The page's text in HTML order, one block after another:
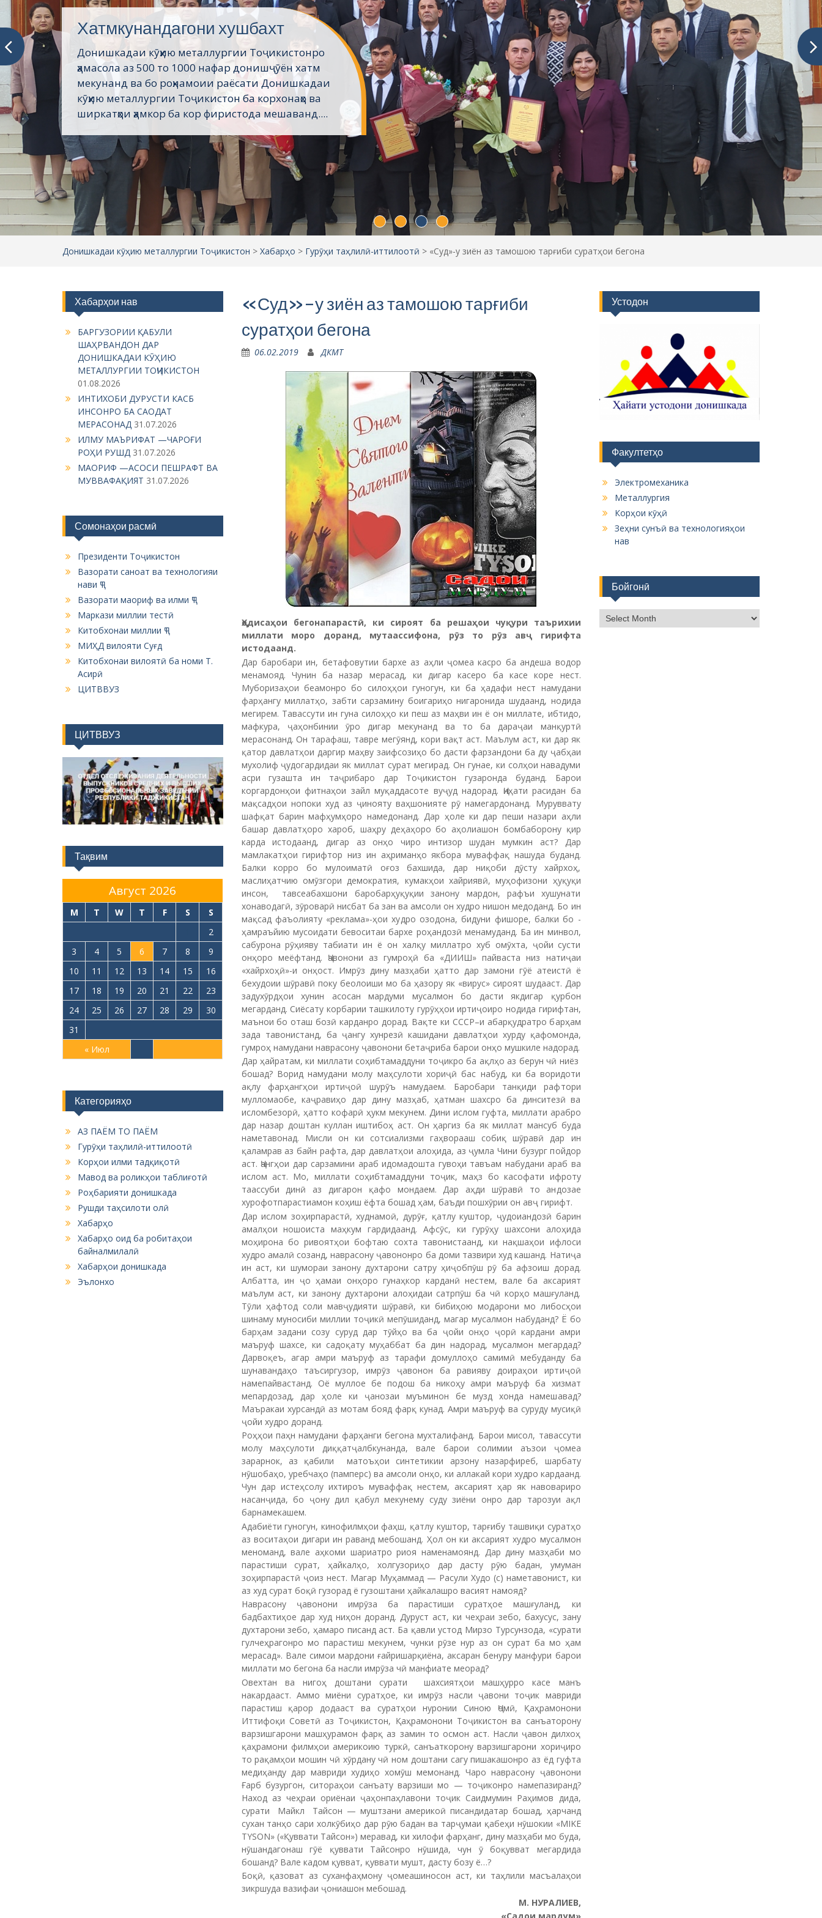
Хатмкунандагони хушбахт
Донишкадаи кӯҳию металлургии Тоҷикистонро
ҳамасола аз 500 то 1000 нафар донишҷӯён хатм
мекунанд ва бо роҳнамоии раёсати Донишкадаи
кӯҳию металлургии Тоҷикистон ба корхонаҳо ва
ширкатҳои ҳамкор ба кор фиристода мешаванд....
Донишкадаи кӯҳию металлургии Тоҷикистон > Хабарҳо > Гурӯҳи таҳлилӣ-иттилоотӣ > «Суд»-у зиён аз тамошою тарғиби суратҳои бегона
«Суд»-у зиён аз тамошою тарғиби
суратҳои бегона
06.02.2019 ДКМТ
Ҳодисаҳои бегонапарастӣ, ки сироят ба решаҳои чуқури таърихии
миллати моро доранд, мутаассифона, рӯз то рӯз авҷ гирифта
истодаанд.
Дар баробари ин, бетафовутии бархе аз аҳли ҷомеа касро ба андеша водор
менамояд. Чунин ба назар мерасад, ки дигар касеро ба касе коре нест.
Муборизаҳои беамонро бо силоҳҳои гуногун, ки ба ҳадафи нест намудани
фарҳангу миллатҳо, забти сарзамину боигариҳо нигаронида шудаанд, нодида
мегирем. Тавассути ин гуна силоҳҳо ки пеш аз маҳви ин ё он миллате, ибтидо,
мафкура, ҷаҳонбинии ӯро дигар мекунанд ва то ба дараҷаи манқуртӣ
мерасонанд. Он тарафаш, тавре мегӯянд, кори вақт аст. Маълум аст, ки дар як
қатор давлатҳои даргир маҳву заифсозиҳо бо дасти фарзандони ба ду ҷабҳаи
мухолиф ҷудогардидаи як миллат сурат мегирад. Он гунае, ки солҳои навадуми
асри гузашта ин таҷрибаро дар Тоҷикис­тон гузаронда буданд. Барои
коргардонҳои фитнаҳои зайл муқаддасоте вуҷуд надорад. Ҷиҳати расидан ба
мақсадҳои нопоки худ аз ҷинояту ваҳшонияте рӯ намегардонанд. Муруввату
шафқат барин мафҳумҳоро намедонанд. Дар ҳоле ки дар пеши назари аҳли
башар давлатҳоро хароб, шаҳру деҳаҳоро бо аҳолиашон бомбаборону қир
карда истодаанд, дигар аз онҳо чиро интизор шудан мумкин аст? Дар
мамлакатҳои гирифтор низ ин аҳриманҳо якбора муваффақ нашуда буданд.
Балки корро бо мулоиматӣ оғоз бахшида, дар ниқоби дӯсту хайрхоҳ,
маслиҳатчию омӯзгори демократия, кумакҳои хайриявӣ, муҳофизони ҳуқуқи
инсон, тавсеабахшони баробарҳуқуқии занону мардон, рафъи хушунати
хонаводагӣ, зӯроварӣ нисбат ба зан ва амсоли он худро нишон медоданд. Бо ин
мақсад фаъолияту «реклама»-ҳои худро озодона, бидуни фишоре, балки бо ­
ҳамраъйию мусоидати бевоситаи бархе роҳандозӣ менамуданд. Ба ин минвол,
сабурона рӯҳияву табиати ин ё он халқу миллатро хуб омӯхта, ҷойи сусти
онҳоро меёфтанд. Ҷавонони аз гумроҳӣ ба «ДИИШ» пайваста низ натиҷаи
«хайрхоҳӣ»-и онҳост. Имрӯз дину мазҳаби ҳатто дар замони гӯё атеистӣ ё
бехудоии шӯравӣ поку беолоиши мо ба ҳазору як «вирус» сироят шудааст. Дар
задухӯрдҳои хунин асосан мардуми мусалмон бо дасти якдигар қурбон
мегарданд. Сиёсату корбарии ташкилоту гурӯҳҳои иртиҷоиро нодида гирифтан,
маънои бо оташ бозӣ карданро дорад. Вақте ки СССР–и абарқудратро барҳам
зада тавонистанд, ба ҷангу хунрезӣ кашидани давлатҳои хурду қафомонда,
гумроҳ намудани наврасону ҷавонони бетаҷриба барои онҳо мушкиле надорад.
Дар ҳайратам, ки миллати соҳибтамаддуни тоҷикро ба ақлҳо аз берун чӣ ниёз
бошад? Ворид намудани молу маҳсулоти хориҷӣ бас набуд, ки ба воридоти
ақлу фарҳангҳои иртиҷоӣ шурӯъ намудаем. Баробари танқиди рафтори
мулломаобе, каҷравиҳо дар дину мазҳаб, ҳатман шахсро ба динситезӣ ва
исломбезорӣ, ҳатто кофарӣ ҳукм мекунем. Дини ислом гуфта, миллати арабро
дар назар доштан куллан иштибоҳ аст. Он ҳаргиз ба як миллат мансуб буда
наметавонад. Мисли он ки сотсиализми гаҳворааш собиқ шӯравӣ дар ин
қаламрав аз байн рафта, дар давлатҳои алоҳида, аз ҷумла Чини бузург пойдор
аст. Ҷангҳои дар сарзамини араб идомадошта гувоҳи тавъам набудани араб ва
ислом аст. Мо, миллати соҳибтамаддуни тоҷик, маҳз бо касофати ифроту
таассуби динӣ аз дигарон қафо мондаем. Дар аҳди шӯравӣ то андозае
хурофотпарастиамон коҳиш ёфта бошад ҳам, баъди пошхӯрии он авҷ гирифт.
Дар ислом зоҳирпарастӣ, худнамоӣ, дурӯғ, қатлу куштор, ҷудоиандозӣ барин
амалҳои ношоиста маҳкум гардидаанд. Афсӯс, ки гурӯҳу шахсони алоҳида
моҳирона бо ривоятҳои бофтаю сохта тавонистаанд, ки нақшаҳои ифлоси
худро амалӣ созанд, наврасону ҷавононро ба доми тазвири худ кашанд. Натиҷа
ин аст, ки шумораи занону духтарони сатру ҳиҷобпӯш рӯ ба афзоиш дорад.
Албатта, ин ҷо ҳамаи онҳоро гунаҳкор карданӣ нестем, вале ба аксарият
маълум аст, ки занону духтарони алоҳидаи сатрпӯш ба чӣ корҳо машғуланд.
Тӯли ҳафтод соли мавҷудияти шӯравӣ, ки бибиҳою модарони мо либосҳои
шинаму муносиби миллии тоҷикӣ мепӯшиданд, магар мусалмон набуданд? Ё бо
барҳам задани созу суруд дар тӯйҳо ва ба ҷойи онҳо ҷорӣ кардани амри
маъруф шахсе, ки садоқату муҳаббат ба дин надорад, мусалмон мегардад?
Дарвоқеъ, агар амри маъруф аз тарафи домуллоҳо самимӣ мебуданду ба
шунавандаҳо таъсиргузор, имрӯз ҷавонон ба равияву доираҳои иртиҷоӣ
намепайвастанд. Оё муллое бе подош ба никоҳу амри маъруф ба хизмат
мепардозад, дар ҳоле ки ҷанозаи муъминон бе музд хонда намешавад?
Маъракаи хурсандӣ аз мотам бояд фарқ кунад. Амри маъруф ва суруду мусиқӣ
ҷойи худро доранд.
Роҳҳои паҳн намудани фарҳанги бегона мухталифанд. Барои мисол, тавассути
молу маҳсулоти диққатҷалбкунанда, вале барои солимии аъзои ҷомеа
зарарнок, аз қабили матоъҳои синтетикии арзону назарфиреб, шарбату
нӯшобаҳо, уребчаҳо (памперс) ва амсоли онҳо, ки аллакай кори худро кардаанд.
Чун дар истеҳсолу ихтироъ муваффақ нестем, аксарият ҳар як навовариро
насанҷида, бо ҷону дил қабул мекунему суду зиёни онро дар тарозуи ақл
барнамекашем.
Адабиёти гуногун, кинофилмҳои фаҳш, қатлу куштор, тарғибу ташвиқи суратҳо
аз воситаҳои дигари ин раванд мебошанд. Ҳол он ки аксарият худро мусалмон
меноманд, вале аҳкоми шариатро риоя наменамоянд. Дар дину мазҳаби мо
парастиши сурат, ҳайкалҳо, холгузориҳо дар дасту рӯю бадан, умуман
зоҳирпарастӣ ҷоиз нест. Магар Муҳаммад — Расули Худо (с) наметавонист, ки
аз худ сурат боқӣ гузорад ё гузоштани ҳайкалашро васият намояд?
Наврасону ҷавонони имрӯза ба парастиши суратҳое машғуланд, ки
бадбахтиҳое дар худ ниҳон доранд. Дуруст аст, ки чеҳраи зебо, бахусус, зану
духтарони зебо, ҳамаро писанд аст. Ба қавли устод Мирзо Турсунзода, «сурати
гулчеҳрагонро мо парастиш мекунем, чунки рӯзе нур аз он сурат ба мо ҳам
мерасад». Вале симои мардони ғайришарқиёна, аксаран бенуру манфури барои
миллати мо бегона ба насли имрӯза чӣ манфиате меорад?
Овехтан ва нигоҳ доштани сурати шахсиятҳои машҳурро касе манъ
накардааст. Аммо миёни суратҳое, ки имрӯз насли ҷавони тоҷик мавриди
парастиш қарор додааст ва суратҳои нуронии Синою Ҷомӣ, Қаҳрамонони
Иттифоқи Советӣ аз Тоҷикистон, Қаҳрамонони Тоҷикистон ва санъаторону
варзишгарони машҳурамон фарқ аз замин то осмон аст. Насли ҷавон дилхоҳ
қаҳрамони филмҳои америкоию туркӣ, санъаткорону варзишгарони хориҷиро
то рақамҳои мошин чӣ хӯрдану чӣ ном доштани сагу пишакашонро аз ёд гуфта
медиҳанду дар мавриди худиҳо хомӯш мемонанд. Чаро наврасону ҷавонони
Ғарб бузургон, ситораҳои санъату варзиши мо — тоҷиконро намепазиранд?
Наход аз чеҳраи ориёнаи ҷаҳонпаҳлавони тоҷик Саидмумин Раҳимов дида,
сурати Майкл Тайсон — муштзани америкоӣ писандидатар бошад, ҳарчанд
сухан танҳо сари холкӯбиҳо дар рӯю бадан ва тарҷумаи қабеҳи нӯшокии «MIKE
TYSON» («Қуввати Тайсон») меравад, ки хилофи фарҳанг, дину мазҳаби мо буда,
нӯшандагонаш гӯё қуввати Тайсонро нӯшида, чун ӯ боқувват мегардида
бошанд? Вале кадом қувват, қуввати мушт, дасту бозу ё…?
Боқӣ, қазоват аз суханфаҳмону ҷомеашиносон аст, ки таҳлили масъалаҳои
зикршуда вазифаи ҷониашон мебошад.
М. НУРАЛИЕВ,
Хабарҳои нав
БАРГУЗОРИИ ҚАБУЛИ
ШАҲРВАНДОН ДАР
ДОНИШКАДАИ КӮҲИЮ
МЕТАЛЛУРГИИ ТОҶИКИСТОН
01.08.2026
ИНТИХОБИ ДУРУСТИ КАСБ
ИНСОНРО БА САОДАТ
МЕРАСОНАД 31.07.2026
ИЛМУ МАЪРИФАТ —ЧАРОҒИ
РОҲИ РУШД 31.07.2026
МАОРИФ —АСОСИ ПЕШРАФТ ВА
МУВВАФАҚИЯТ 31.07.2026
Сомонаҳои расмӣ
Президенти Тоҷикистон
Вазорати саноат ва технологияи
нави ҶТ
Вазорати маориф ва илми ҶТ
Маркази миллии тестӣ
Китобхонаи миллии ҶТ
МИҲД вилояти Суғд
Китобхонаи вилоятӣ ба номи Т.
Асирӣ
ЦИТВВУЗ
ЦИТВВУЗ
Тақвим
Август 2026
M T W T F S S
« Июл
2
3
4 5 6 7 8
9
10
11 12 13 14 15
16
17
18 19 20 21 22
23
24
25 26 27 28 29
30
31
Категорияҳо
АЗ ПАЁМ ТО ПАЁМ
Гурӯҳи таҳлилӣ-иттилоотӣ
Корҳои илми тадқиқотӣ
Мавод ва роликҳои таблиғотӣ
Роҳбарияти донишкада
Рушди таҳсилоти олӣ
Хабарҳо
Хабарҳо оид ба робитаҳои
байналмилалӣ
Хабарҳои донишкада
Эълонхо
Устодон
Факултетҳо
Электромеханика
Металлургия
Корҳои кӯҳӣ
Зеҳни сунъӣ ва технологияҳои
нав
Бойгонӣ
о